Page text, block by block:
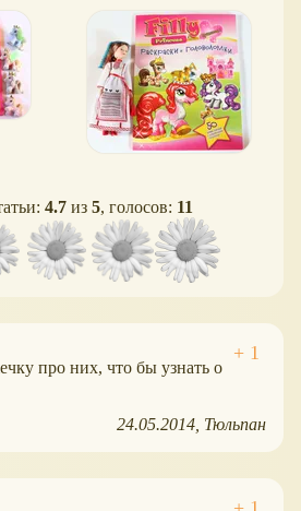
4.7из 5, голосов: 11
про них, что бы узнать о
24.05.2014 Тюльпан